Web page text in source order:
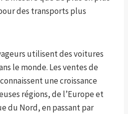
des transports plus
utilisent des voitures
le monde. Les ventes de
une croissance
régions, de l’Europe et
du Nord, en passant par